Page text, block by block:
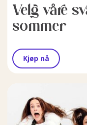
Velg våre
sommer
Kjøp nå